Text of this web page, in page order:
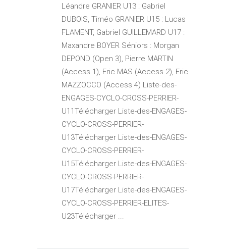
Léandre GRANIER U13 : Gabriel
DUBOIS, Timéo GRANIER U15 : Lucas
FLAMENT, Gabriel GUILLEMARD U17 :
Maxandre BOYER Séniors : Morgan
DEPOND (Open 3), Pierre MARTIN
(Access 1), Eric MAS (Access 2), Eric
MAZZOCCO (Access 4) Liste-des-
ENGAGES-CYCLO-CROSS-PERRIER-
U11Télécharger Liste-des-ENGAGES-
CYCLO-CROSS-PERRIER-
U13Télécharger Liste-des-ENGAGES-
CYCLO-CROSS-PERRIER-
U15Télécharger Liste-des-ENGAGES-
CYCLO-CROSS-PERRIER-
U17Télécharger Liste-des-ENGAGES-
CYCLO-CROSS-PERRIER-ELITES-
U23Télécharger ...